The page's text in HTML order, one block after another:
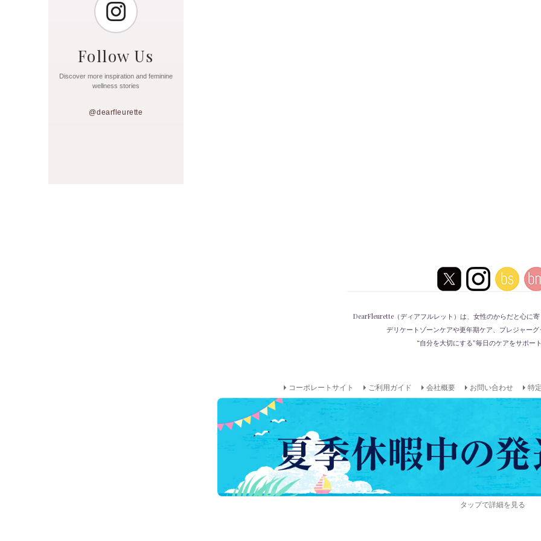
Follow Us
Discover more inspiration and feminine
wellness stories
@dearfleurette
タップで詳細を見る
コーポレートサイト ご利用ガイド 会社概要 お問い合わせ 特
DearFleurette（ディアフルレット）は、女性のからだと心に
デリケートゾーンケアや更年期ケア、プレジャー
“自分を大切にする”毎日のケアをサポー